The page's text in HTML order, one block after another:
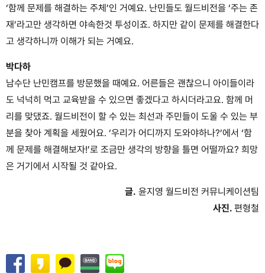
‘함께 문제를 해결하는 주체’인 거예요. 난민들도 월드비전을 ‘주는 존
재’라고만 생각하면 야속한것 투성이죠. 하지만 같이 문제를 해결한다
고 생각하니까 이해가 되는 거예요.
박다하
남수단 난민캠프를 방문했을 때예요. 어른들은 괜찮으니 아이들이라
도 넉넉히 먹고 교육받을 수 있으면 좋겠다고 하시더라고요. 함께 머
리를 맞댔죠. 월드비전이 할 수 있는 최선과 주민들이 도울 수 있는 부
분을 찾아 계획을 세웠어요. ‘우리가 어디까지 도와야하나?’에서 ‘함
께 문제를 해결해보자!’로 조금만 생각의 방향을 틀면 어떨까요? 희망
은 거기에서 시작될 것 같아요.
글. 윤지영 월드비전 커뮤니케이션팀
사진. 편형철